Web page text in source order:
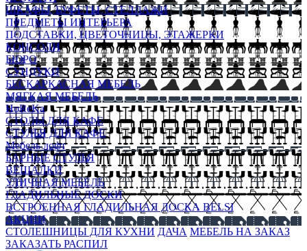
ШКАФЫ, БУФЕТЫ, СТЕЛЛАЖИ
ПРЕДМЕТЫ ИНТЕРЬЕРА
ПОДСТАВКИ, ЦВЕТОЧНИЦЫ, ЭТАЖЕРКИ
КОНСОЛИ
БЮРО
СУНДУКИ
БЕСКАРКАСНАЯ МЕБЕЛЬ
МЯГКАЯ МЕБЕЛЬ
HoReKa
СТОЛЫ ДЛЯ КАФЕ
СТУЛЬЯ ДЛЯ КАФЕ
Мебель лофт
БАРНЫЕ СТУЛЬЯ
ВЕШАЛКИ
УЛИЧНАЯ МЕБЕЛЬ
ГЛАДИЛЬНЫЕ ДОСКИ
ВСТРОЕННАЯ ГЛАДИЛЬНАЯ ДОСКА BELSI
АКЦИИ
СТОЛЕШНИЦЫ ДЛЯ КУХНИ ДАЧА МЕБЕЛЬ НА ЗАКАЗ
ЗАКАЗАТЬ РАСПИЛ